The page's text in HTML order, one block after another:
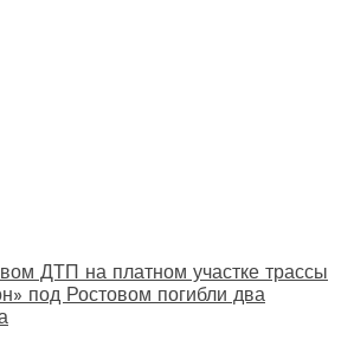
ДТП на платном участке трассы
под Ростовом погибли два